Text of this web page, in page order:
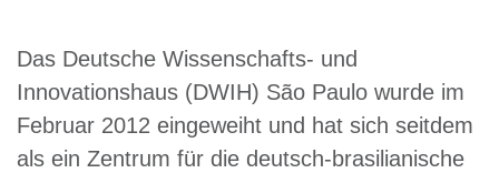
Das Deutsche Wissenschafts- und
Innovationshaus (DWIH) São Paulo wurde im
Februar 2012 eingeweiht und hat sich seitdem
als ein Zentrum für die deutsch-brasilianische